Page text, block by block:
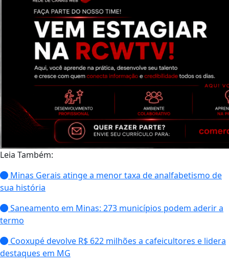
Leia Também:
Minas Gerais atinge a menor taxa de analfabetismo de
sua história
Saneamento em Minas: 273 municípios podem aderir a
termo
Cooxupé devolve R$ 622 milhões a cafeicultores e lidera
destaques em MG